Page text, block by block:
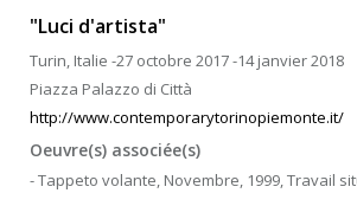
"Luci d'artista"
Turin, Italie -27 octobre 2017 -14 janvier 2018
Piazza Palazzo di Città
http://www.contemporarytorinopiemonte.it/
Oeuvre(s) associée(s)
- Tappeto volante, Novembre, 1999, Travail